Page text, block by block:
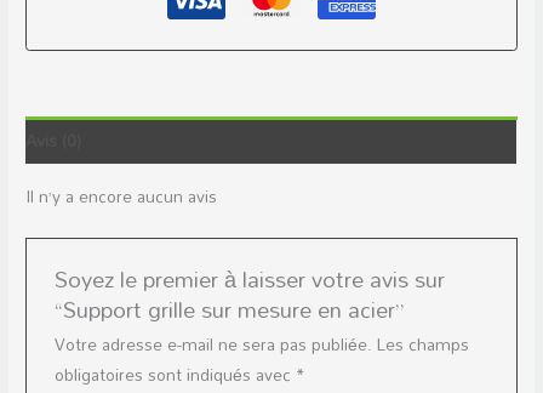
Il n’y a encore aucun avis
Soyez le premier à laisser votre avis sur
“Support grille sur mesure en acier”
Votre adresse e-mail ne sera pas publiée. Les champs
obligatoires sont indiqués avec *